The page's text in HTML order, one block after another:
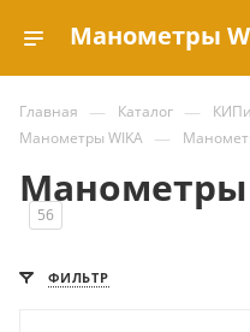
Главная — Каталог —
Манометры WIKA —
Манометры
56
ФИЛЬТР